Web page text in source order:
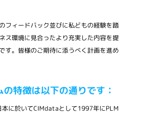
フィードバック並びに私どもの経験を踏
ス環境に見合ったより充実した内容を提
す。皆様のご期待に添うべく計画を進め
特徴は以下の通りです：
に於いてCIMdataとして1997年にPLM